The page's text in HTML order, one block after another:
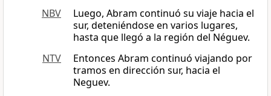
NBV
Luego, Abram continuó su viaje hacia el
sur, deteniéndose en varios lugares,
hasta que llegó a la región del Néguev.
NTV
Entonces Abram continuó viajando por
tramos en dirección sur, hacia el
Neguev.